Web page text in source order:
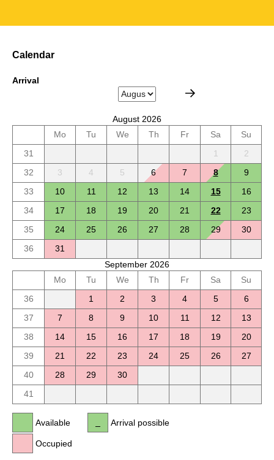
Calendar
Arrival
August 2026
Mo
Tu We Th Fr Sa
Su
31
1
2
32
3 4 5 6 7 8
9
33
10 11 12 13 14 15
16
34
17 18 19 20 21 22
23
35
24 25 26 27 28 29
30
36
31
September 2026
Mo
Tu We Th Fr Sa
Su
36
1 2 3 4 5
6
37
7 8 9 10 11 12
13
38
14 15 16 17 18 19
20
39
21 22 23 24 25 26
27
40
28 29
30
41
Available
Occupied
Arrival possible